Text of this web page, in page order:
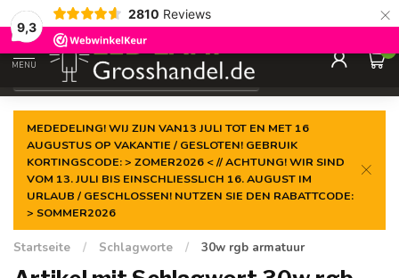
9,3
2810 Reviews ×
Garantiert derniedrigste Preis
MENU
0
MEDEDELING! WIJ ZIJN VAN13 JULI TOT EN MET 16
AUGUSTUS OP VAKANTIE / GESLOTEN! GEBRUIK
KORTINGSCODE: > ZOMER2026 < // ACHTUNG! WIR SIND
VOM 13. JULI BIS EINSCHLIESSLICH 16. AUGUST IM
URLAUB / GESCHLOSSEN! NUTZEN SIE DEN RABATTCODE:
> SOMMER2026
Startseite / Schlagworte / 30w rgb armatuur